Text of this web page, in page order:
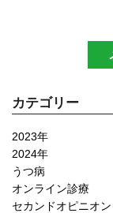
カテゴリー
2023年
2024年
うつ病
オンライン診療
セカンドオピニオン